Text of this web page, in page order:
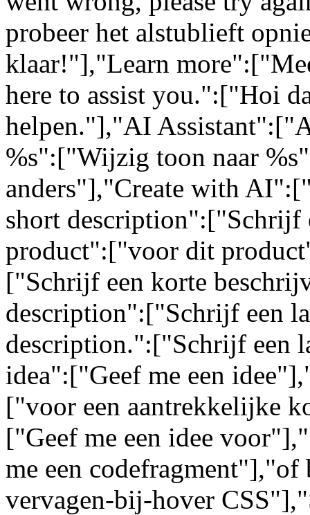
probeer het alstublieft
klaar!"],"Learn
here to assist you.":["Hoi
helpen."],"AI
%s":["Wijzig toon naar
anders"],"Create with
short
product":["voor dit
["Schrijf een korte
description":["Schrijf een
description.":["Schrijf een
idea":["Geef me een
["voor een aantrekkelijke
["Geef me een idee
me een
vervagen-bij-hover